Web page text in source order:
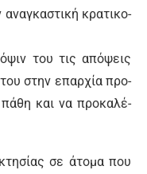
α­να­γκα­στι­κή κρα­τι­κο­
του τις α­πό­ψεις
στην ε­παρ­χί­α προ­
και να προ­κα­λέ­
σε ά­το­μα που